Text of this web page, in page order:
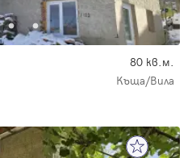
80 кв.м.
Къща/Вила